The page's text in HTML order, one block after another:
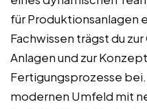
für Produktionsanlagen
Fachwissen trägst du
Anlagen und zur
Fertigungsprozesse
modernen Umfeld mit